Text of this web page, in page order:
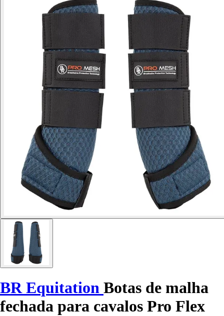
BR Equitation Botas de malha
fechada para cavalos Pro Flex